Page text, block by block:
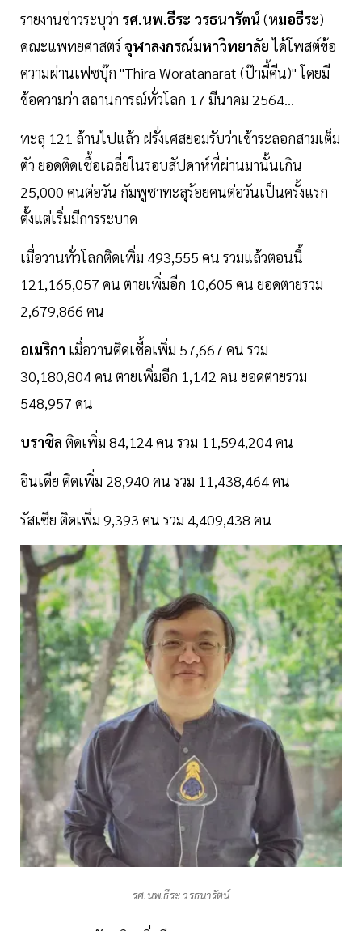
รายงานข่าวระบุว่า รศ.นพ.ธีระ วรธนารัตน์ (หมอธีระ)
คณะแพทยศาสตร์ จุฬาลงกรณ์มหาวิทยาลัยได้โพสต์ข้อ
ความผ่านเฟซบุ๊ก "Thira Woratanarat (ป๊ามี้คีน)" โดยมี
ข้อความว่า สถานการณ์ทั่วโลก 17 มีนาคม 2564...
ทะลุ 121 ล้านไปแล้ว ฝรั่งเศสยอมรับว่าเข้าระลอกสามเต็ม
ตัว ยอดติดเชื้อเฉลี่ยในรอบสัปดาห์ที่ผ่านมานั้นเกิน
25,000 คนต่อวัน กัมพูชาทะลุร้อยคนต่อวันเป็นครั้งแรก
ตั้งแต่เริ่มมีการระบาด
เมื่อวานทั่วโลกติดเพิ่ม 493,555 คน รวมแล้วตอนนี้
121,165,057 คน ตายเพิ่มอีก 10,605 คน ยอดตายรวม
2,679,866 คน
อเมริกา เมื่อวานติดเชื้อเพิ่ม 57,667 คน รวม
30,180,804 คน ตายเพิ่มอีก 1,142 คน ยอดตายรวม
548,957 คน
บราซิล ติดเพิ่ม 84,124 คน รวม 11,594,204 คน
อินเดีย ติดเพิ่ม 28,940 คน รวม 11,438,464 คน
รัสเซีย ติดเพิ่ม 9,393 คน รวม 4,409,438 คน
รศ.นพ.ธีระ วรธนารัตน์